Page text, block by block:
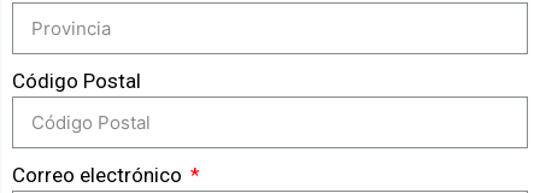
Código Postal
Correo electrónico